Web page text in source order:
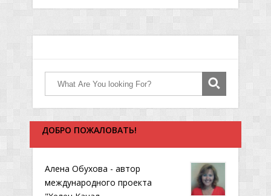
ДОБРО ПОЖАЛОВАТЬ!
Алена Обухова - автор
международного проекта